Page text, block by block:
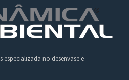
especializada no desenvase e